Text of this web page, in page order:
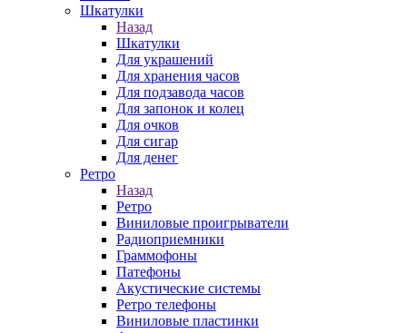
Шкатулки
Назад
Шкатулки
Для украшений
Для хранения часов
Для подзавода часов
Для запонок и колец
Для очков
Для сигар
Для денег
Ретро
Назад
Ретро
Виниловые проигрыватели
Радиоприемники
Граммофоны
Патефоны
Акустические системы
Ретро телефоны
Виниловые пластинки